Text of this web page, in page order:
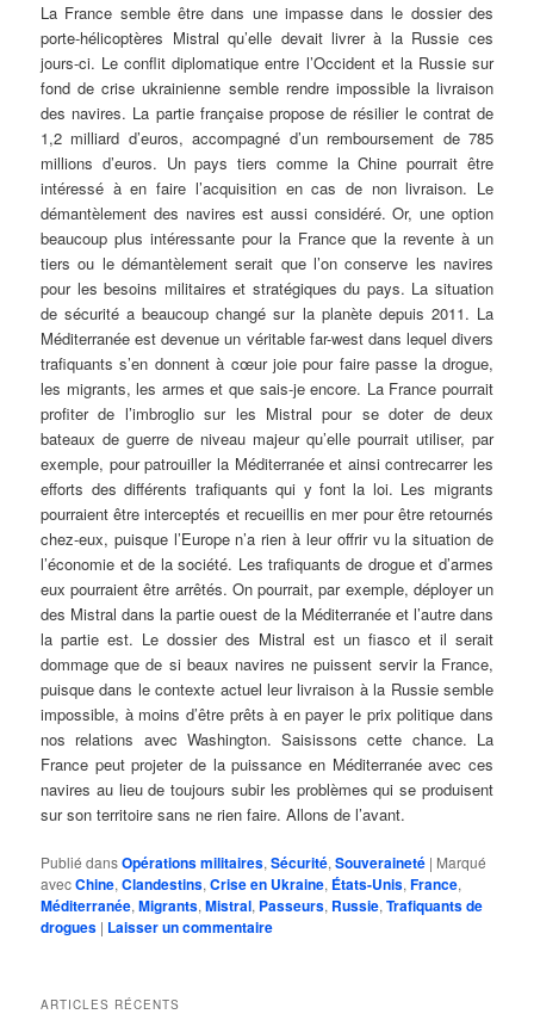
La France semble être dans une impasse dans le dossier des
porte-hélicoptères Mistral qu’elle devait livrer à la Russie ces
jours-ci. Le conflit diplomatique entre l’Occident et la Russie sur
fond de crise ukrainienne semble rendre impossible la livraison
des navires. La partie française propose de résilier le contrat de
1,2 milliard d’euros, accompagné d’un remboursement de 785
millions d’euros. Un pays tiers comme la Chine pourrait être
intéressé à en faire l’acquisition en cas de non livraison. Le
démantèlement des navires est aussi considéré. Or, une option
beaucoup plus intéressante pour la France que la revente à un
tiers ou le démantèlement serait que l’on conserve les navires
pour les besoins militaires et stratégiques du pays. La situation
de sécurité a beaucoup changé sur la planète depuis 2011. La
Méditerranée est devenue un véritable far-west dans lequel divers
trafiquants s’en donnent à cœur joie pour faire passe la drogue,
les migrants, les armes et que sais-je encore. La France pourrait
profiter de l’imbroglio sur les Mistral pour se doter de deux
bateaux de guerre de niveau majeur qu’elle pourrait utiliser, par
exemple, pour patrouiller la Méditerranée et ainsi contrecarrer les
efforts des différents trafiquants qui y font la loi. Les migrants
pourraient être interceptés et recueillis en mer pour être retournés
chez-eux, puisque l’Europe n’a rien à leur offrir vu la situation de
l’économie et de la société. Les trafiquants de drogue et d’armes
eux pourraient être arrêtés. On pourrait, par exemple, déployer un
des Mistral dans la partie ouest de la Méditerranée et l’autre dans
la partie est. Le dossier des Mistral est un fiasco et il serait
dommage que de si beaux navires ne puissent servir la France,
puisque dans le contexte actuel leur livraison à la Russie semble
impossible, à moins d’être prêts à en payer le prix politique dans
nos relations avec Washington. Saisissons cette chance. La
France peut projeter de la puissance en Méditerranée avec ces
navires au lieu de toujours subir les problèmes qui se produisent
sur son territoire sans ne rien faire. Allons de l’avant.
Publié dansOpérations militaires,Sécurité,Souveraineté | Marqué
avecChine,Clandestins,Crise en Ukraine, États-Unis,France,
Méditerranée,Migrants,Mistral, Passeurs, Russie,Trafiquants de
drogues | Laisser un commentaire
ARTICLES RÉCENTS